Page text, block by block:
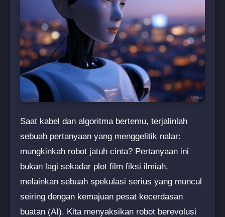
Saat kabel dan algoritma bertemu, terjalinlah
sebuah pertanyaan yang menggelitik nalar:
mungkinkah robot jatuh cinta? Pertanyaan ini
bukan lagi sekadar plot film fiksi ilmiah,
melainkan sebuah spekulasi serius yang muncul
seiring dengan kemajuan pesat kecerdasan
buatan (AI). Kita menyaksikan robot berevolusi